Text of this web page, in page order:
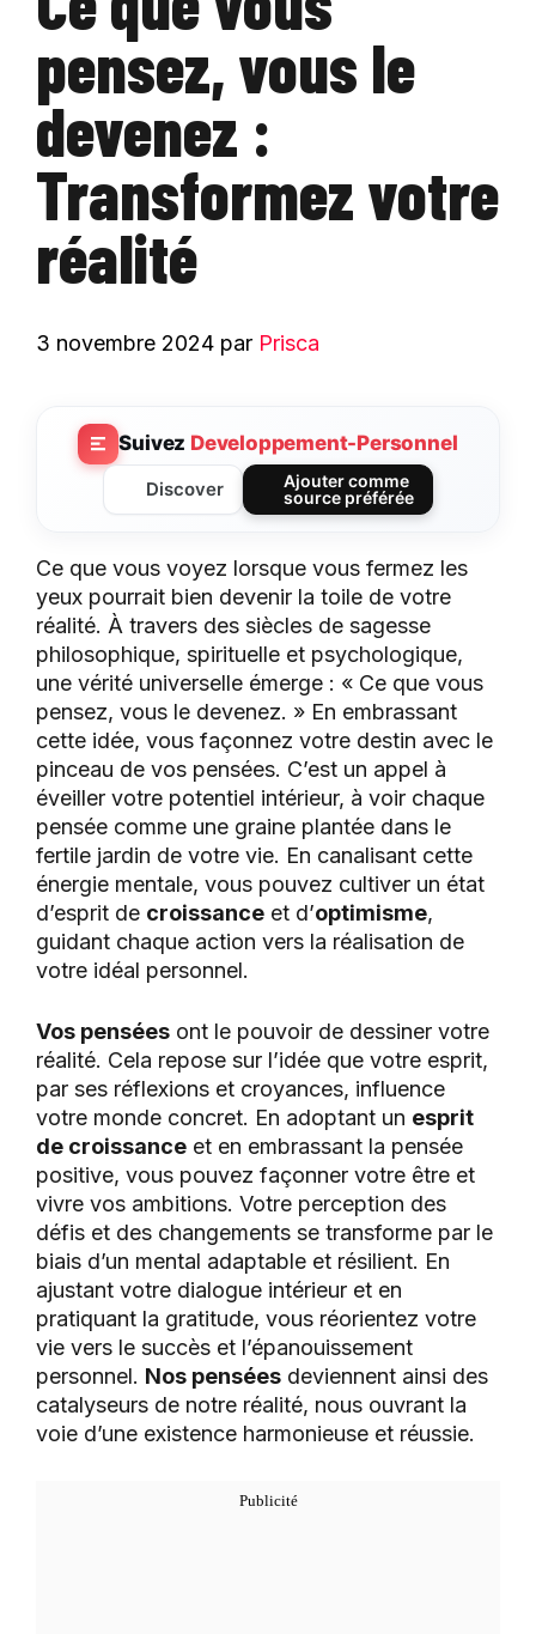
pensez, vous le
devenez :
Transformez votre
réalité
3 novembre 2024 par Prisca
Suivez Developpement-Personnel
Discover
Ajouter comme
source préférée
Ce que vous voyez lorsque vous fermez les
yeux pourrait bien devenir la toile de votre
réalité. À travers des siècles de sagesse
philosophique, spirituelle et psychologique,
une vérité universelle émerge : « Ce que vous
pensez, vous le devenez. » En embrassant
cette idée, vous façonnez votre destin avec le
pinceau de vos pensées. C’est un appel à
éveiller votre potentiel intérieur, à voir chaque
pensée comme une graine plantée dans le
fertile jardin de votre vie. En canalisant cette
énergie mentale, vous pouvez cultiver un état
d’esprit de croissance et d’optimisme,
guidant chaque action vers la réalisation de
votre idéal personnel.
Vos pensées ont le pouvoir de dessiner votre
réalité. Cela repose sur l’idée que votre esprit,
par ses réflexions et croyances, influence
votre monde concret. En adoptant un esprit
de croissance et en embrassant la pensée
positive, vous pouvez façonner votre être et
vivre vos ambitions. Votre perception des
défis et des changements se transforme par le
biais d’un mental adaptable et résilient. En
ajustant votre dialogue intérieur et en
pratiquant la gratitude, vous réorientez votre
vie vers le succès et l’épanouissement
personnel. Nos pensées deviennent ainsi des
catalyseurs de notre réalité, nous ouvrant la
voie d’une existence harmonieuse et réussie.